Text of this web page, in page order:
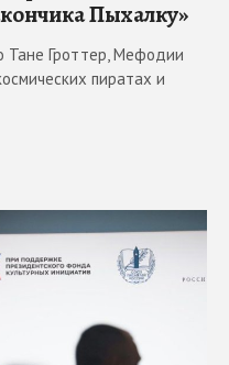
Пыхалку»
Тане Гроттер, Мефодии
пиратах и